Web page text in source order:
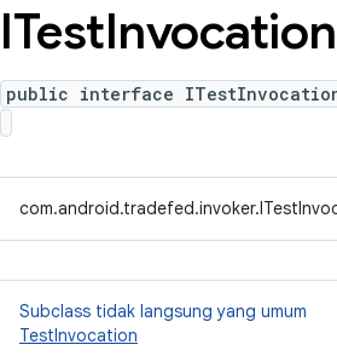
ITestInvocation
public interface
Subclass tidak langsung yang umum
TestInvocation